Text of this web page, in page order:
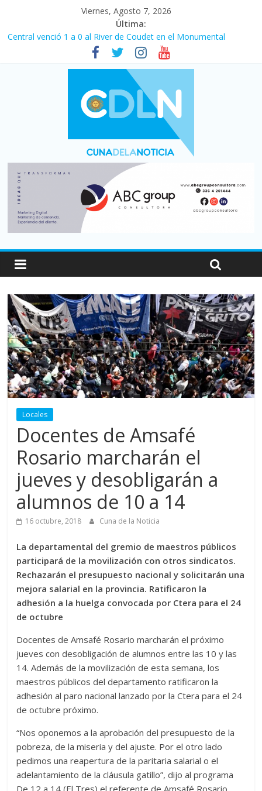
Viernes, Agosto 7, 2026
Última:
Central venció 1 a 0 al River de Coudet en el Monumental
La morosidad alcanzó su nivel más alto en dos décadas y ya
afecta a 400 mil deudores en Santa Fe
Desde que asumió Milei cerraron 41.000 kioscos: el sector
denuncia crisis como en 2001
Vacaciones de invierno con más movimiento y consumo
turístico: 4,6 millones de personas viajaron por el país, un 5,9%
Fuerte caída de la venta de autos usados en julio: bajó un 12,6%
Locales
Docentes de Amsafé
Rosario marcharán el
jueves y desobligarán a
alumnos de 10 a 14
16 octubre, 2018 Cuna de la Noticia
La departamental del gremio de maestros públicos
participará de la movilización con otros sindicatos.
Rechazarán el presupuesto nacional y solicitarán una
mejora salarial en la provincia. Ratificaron la
adhesión a la huelga convocada por Ctera para el 24
de octubre
Docentes de Amsafé Rosario marcharán el próximo
jueves con desobligación de alumnos entre las 10 y las
14. Además de la movilización de esta semana, los
maestros públicos del departamento ratificaron la
adhesión al paro nacional lanzado por la Ctera para el 24
de octubre próximo.
“Nos oponemos a la aprobación del presupuesto de la
pobreza, de la miseria y del ajuste. Por el otro lado
pedimos una reapertura de la paritaria salarial o el
adelantamiento de la cláusula gatillo”, dijo al programa
De 12 a 14 (El Tres) el referente de Amsafé Rosario,